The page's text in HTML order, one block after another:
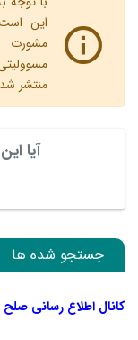
این
مشورت
منتشر
آیا
جستجو شده ها
کانال اطلاع رسانی صلح